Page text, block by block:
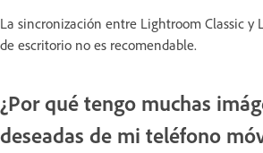
La sincronización entre Lightroom Classic y
de escritorio no es recomendable.
¿Por qué tengo muchas
deseadas de mi teléfono